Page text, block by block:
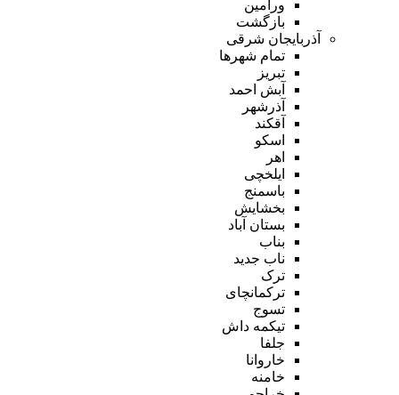
ورامین
بازگشت
آذربایجان شرقی
تمام شهر‌ها
تبریز
آبش احمد
آذرشهر
آقکند
اسکو
اهر
ایلخچی
باسمنج
بخشایش
بستان آباد
بناب
ناب جدید
ترک
ترکمانچای
تسوج
تیکمه داش
جلفا
خاروانا
خامنه